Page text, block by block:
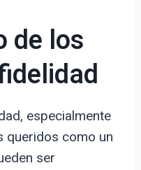
de los
especialmente
queridos como un
ser